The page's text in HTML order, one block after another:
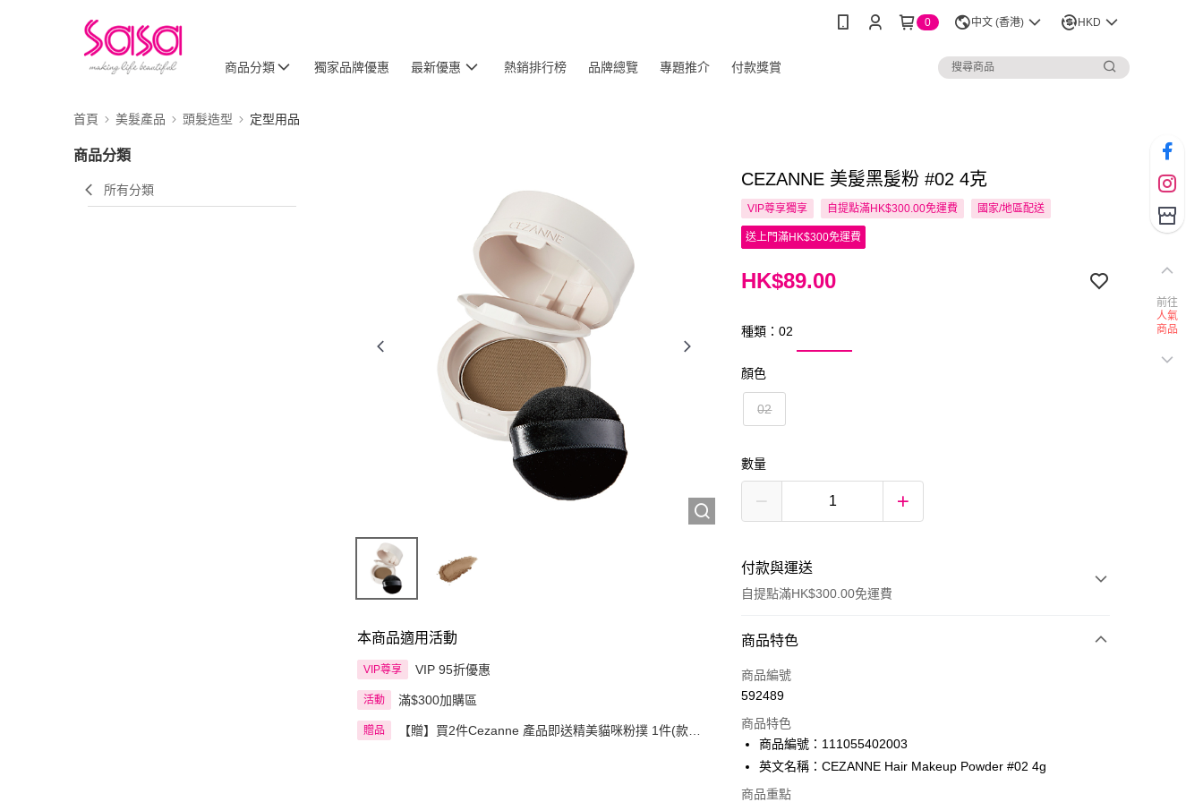
0 中文 (香港) HKD
商品分類 獨家品牌優惠 最新優惠 熱銷排行榜 品牌總覽 專題推介 付款獎賞
首頁 美髮產品 頭髮造型 定型用品
商品分類
所有分類
本商品適用活動
VIP尊享 VIP 95折優惠
活動 滿$300加購區
贈品
【贈】買2件Cezanne 產品即送精美貓咪粉撲 1件(款式
CEZANNE 美髲黑髲粉 #02 4克
VIP尊享獨享 自提點滿HK$300.00免運費 國家/地區配送
送上門滿HK$300免運費
HK$89.00
種類：02
顏色
02
數量
付款與運送
自提點滿HK$300.00免運費
付款方式
信用卡
AlipayHK
PayMe
商品特色
商品編號
592489
商品特色
商品編號：111055402003
英文名稱：CEZANNE Hair Makeup Powder #02 4g
商品重點
前往
人氣
商品